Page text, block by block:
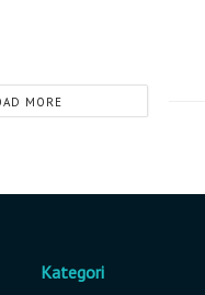
MORE
Kategori